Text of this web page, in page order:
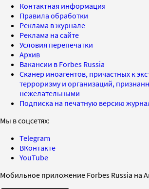
Контактная информация
Правила обработки
Реклама в журнале
Реклама на сайте
Условия перепечатки
Архив
Вакансии в Forbes Russia
Сканер иноагентов, причастных к
терроризму и организаций,
нежелательными
Подписка на печатную версию
Мы в соцсетях:
Telegram
ВКонтакте
YouTube
Мобильное приложение Forbes Russia на